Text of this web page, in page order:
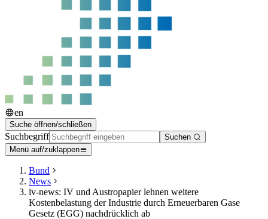
en
Suche öffnen/schließen
Suchbegriff
Suchen
Menü auf/zuklappen
Bund
News
iv-news: IV und Austropapier lehnen weitere
Kostenbelastung der Industrie durch Erneuerbaren Gase
Gesetz (EGG) nachdrücklich ab